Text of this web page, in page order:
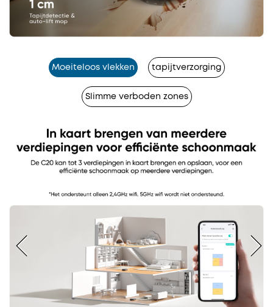
Moeiteloos vlekken tapijtverzorging
Slimme verboden zones